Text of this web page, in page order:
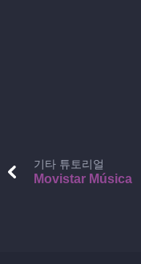
기타 튜토리얼
Movistar Música